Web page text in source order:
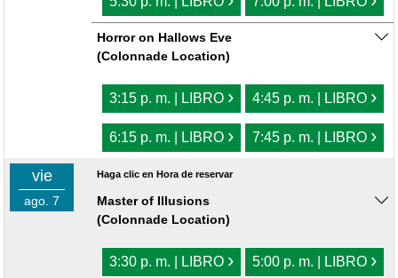
Horror on Hallows Eve
(Colonnade Location)
3:15 p. m. | LIBRO › 4:45 p. m. | LIBRO ›
6:15 p. m. | LIBRO › 7:45 p. m. | LIBRO ›
vie
ago. 7
Haga clic en Hora de reservar
Master of Illusions
(Colonnade Location)
3:30 p. m. | LIBRO › 5:00 p. m. | LIBRO ›